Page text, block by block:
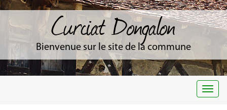
Curciat Dongalon
Bienvenue sur le site de la commune